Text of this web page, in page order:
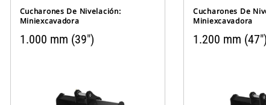
Cucharones De Nivelación:
Miniexcavadora
1.000 mm (39")
Cucharones De
Miniexcavadora
1.200 mm (47")